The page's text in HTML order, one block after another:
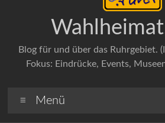
Blog für und über das Ruhrgebiet.
Fokus: Eindrücke, Events,
Menü